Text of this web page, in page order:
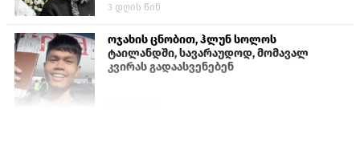
3 დღის წინ
ოჯახის ცნობით, ჰლუნ სოლოს
ტაილანდში, სავარაუდოდ, მომავალ
კვირას გადაასვენებენ